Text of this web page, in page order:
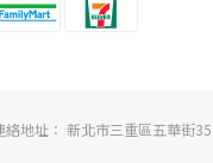
地址： 新北市三重區五華街35